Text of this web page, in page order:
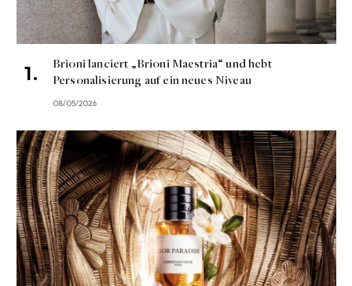
Brioni lanciert „Brioni Maestria“ und hebt
Personalisierung auf ein neues Niveau
08/05/2026